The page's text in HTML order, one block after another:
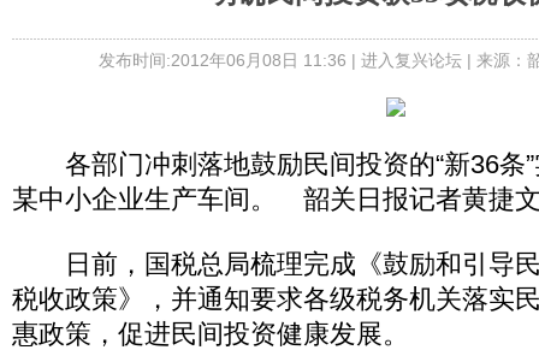
发布时间:2012年06月08日 11:36 | 进入复兴论坛| 来源：
各部门冲刺落地鼓励民间投资的“新36条”
某中小企业生产车间。 韶关日报记者黄捷
日前，国税总局梳理完成《鼓励和引导
税收政策》，并通知要求各级税务机关落实
惠政策，促进民间投资健康发展。